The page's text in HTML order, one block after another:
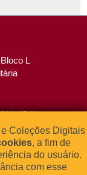
L
1541
Coleções Digitais
, a fim de
do usuário.
com esse